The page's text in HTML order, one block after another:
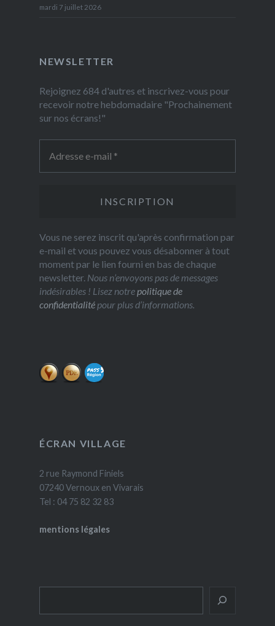
mardi 7 juillet 2026
NEWSLETTER
Rejoignez 684 d'autres et inscrivez-vous pour
recevoir notre hebdomadaire "Prochainement
sur nos écrans!"
Vous ne serez inscrit qu'après confirmation par
e-mail et vous pouvez vous désabonner à tout
moment par le lien fourni en bas de chaque
newsletter. Nous n’envoyons pas de messages
indésirables ! Lisez notrepolitique de
confidentialitépour plus d’informations.
ÉCRAN VILLAGE
2 rue Raymond Finiels
07240 Vernoux en Vivarais
Tel : 04 75 82 32 83
mentions légales